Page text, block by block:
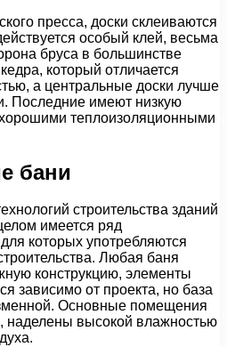
пресса, доски склеиваются
особый клей, весьма
бруса в большинстве
который отличается
а центральные доски лучше
Последние имеют низкую
теплоизоляционными
бани
строительства зданий
имеется ряд
которых употребляются
Любая баня
конструкцию, элементы
зависимо от проекта, но база
Основные помещения
наделены высокой влажностью